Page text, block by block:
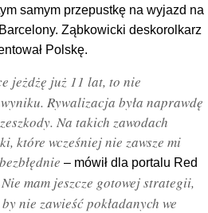
samym przepustkę na wyjazd na
Ząbkowicki deskorolkarz
Polskę.
jeżdżę już 11 lat, to nie
Rywalizacja była naprawdę
Na takich zawodach
które wcześniej nie zawsze mi
– mówił dla portalu Red
Nie mam jeszcze gotowej strategii,
nie zawieść pokładanych we